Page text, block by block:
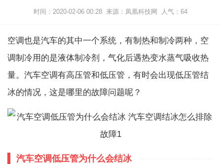
时间：2020-02-06 00:28 来源：凤凰科技网 人气： 64
空调也是汽车的其中一个系统，有制热和制冷两种，空
调制冷用的是液体制冷剂，气化后遇热变水蒸气吸收热
量。汽车空调有高压管和低压管，有时会出现低压管结
冰的情况，这是哪里的故障问题呢？
汽车空调低压管为什么会结冰